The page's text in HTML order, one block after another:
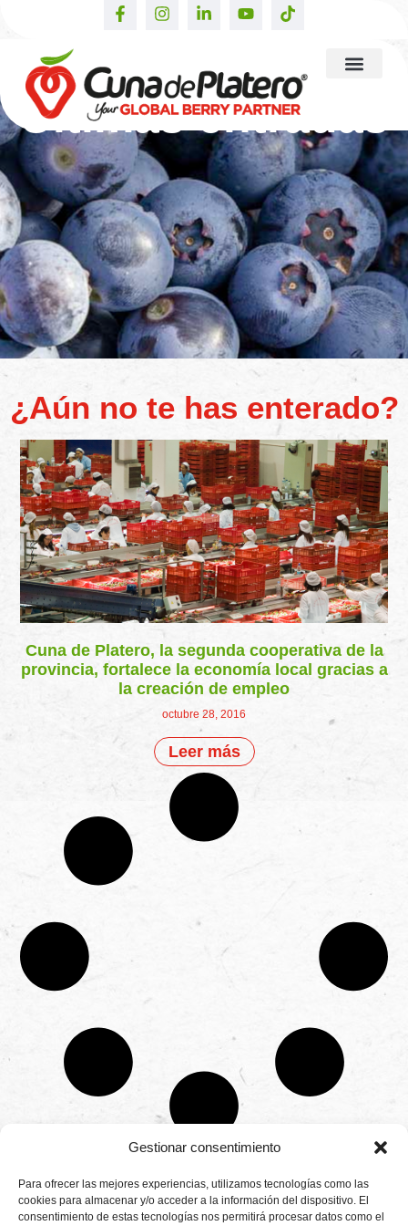
Gestionar consentimiento
Para ofrecer las mejores experiencias, utilizamos tecnologías como las
cookies para almacenar y/o acceder a la información del dispositivo. El
consentimiento de estas tecnologías nos permitirá procesar datos como el
Últimas entradas
¿Aún no te has enterado?
Cuna de Platero, la segunda cooperativa de la
provincia, fortalece la economía local gracias a
la creación de empleo
octubre 28, 2016
Leer más
Productores
de
CONTÁCTANOS
Camino de
Montemayor s/n
Aviso legal